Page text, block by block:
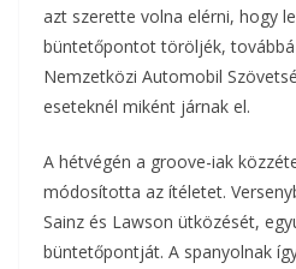
azt szerette volna elérni, hogy
büntetőpontot töröljék,
Nemzetközi Automobil
eseteknél miként járnak el.
A hétvégén a groove-iak
módosította az ítéletet.
Sainz és Lawson ütközését,
büntetőpontját. A spanyolnak